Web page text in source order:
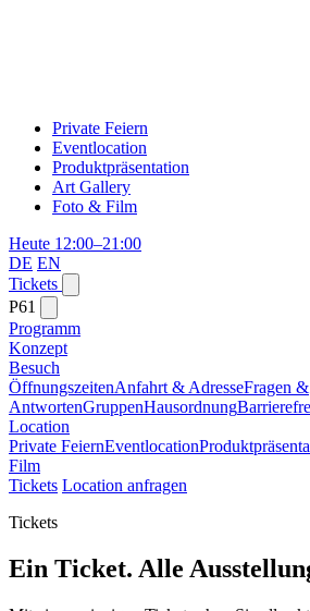
Private Feiern
Eventlocation
Produktpräsentation
Art Gallery
Foto & Film
Heute 12:00–21:00
DE EN
Tickets
P61
Programm
Konzept
Besuch
ÖffnungszeitenAnfahrt & AdresseFragen &
AntwortenGruppenHausordnung
Location
Private FeiernEventlocation
Film
Tickets Location anfragen
Tickets
Ein Ticket. Alle